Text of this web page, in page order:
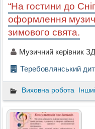
“На гостини до
оформлення
зимового свята.
Музичний керівник
Теребовлянський
Виховна робота